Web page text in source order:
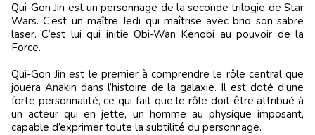
Qui-Gon Jin est un personnage de la seconde trilogie de Star
Wars. C’est un maître Jedi qui maîtrise avec brio son sabre
laser. C’est lui qui initie Obi-Wan Kenobi au pouvoir de la
Force.
Qui-Gon Jin est le premier à comprendre le rôle central que
jouera Anakin dans l’histoire de la galaxie. Il est doté d’une
forte personnalité, ce qui fait que le rôle doit être attribué à
un acteur qui en jette, un homme au physique imposant,
capable d’exprimer toute la subtilité du personnage.